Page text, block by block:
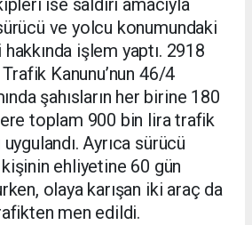
ise saldırı amacıyla
ve yolcu konumundaki
işlem yaptı. 2918
Trafik Kanunu’nun 46/4
şahısların her birine 180
toplam 900 bin lira trafik
Ayrıca sürücü
ehliyetine 60 gün
olaya karışan iki araç da
men edildi.